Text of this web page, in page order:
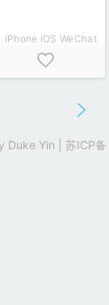
iPhone iOS WeChat
Duke Yin
苏ICP备